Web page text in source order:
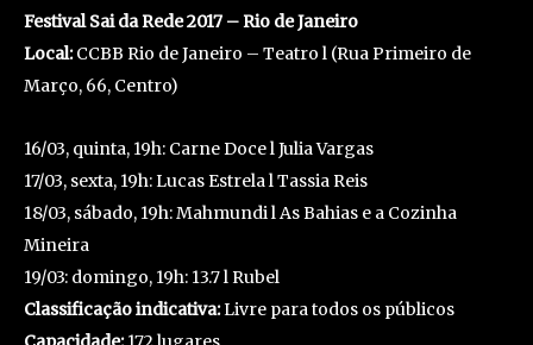
Festival Sai da Rede 2017 – Rio de Janeiro
Local:CCBB Rio de Janeiro – Teatro l (Rua Primeiro de
Março, 66, Centro)
16/03, quinta, 19h: Carne Doce l Julia Vargas
17/03, sexta, 19h: Lucas Estrela l Tassia Reis
18/03, sábado, 19h: Mahmundi l As Bahias e a Cozinha
Mineira
19/03: domingo, 19h: 13.7 l Rubel
Classificação indicativa:Livre para todos os públicos